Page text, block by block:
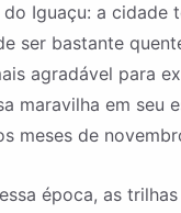
do Iguaçu: a
ser bastante
agradável para
maravilha em seu
meses de
época, as